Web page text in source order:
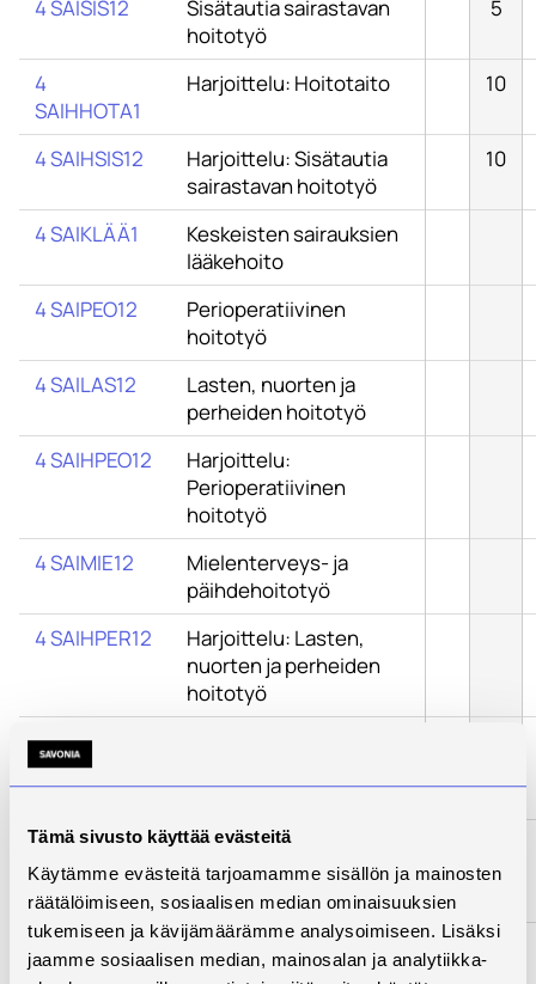
Tämä sivusto käyttää evästeitä
Käytämme evästeitä tarjoamamme sisällön ja mainosten
räätälöimiseen, sosiaalisen median ominaisuuksien
tukemiseen ja kävijämäärämme analysoimiseen. Lisäksi
jaamme sosiaalisen median, mainosalan ja analytiikka-
4 SAISIS12
Sisätautia sairastavan
hoitotyö
5
4
SAIHHOTA1
Harjoittelu: Hoitotaito 10
4 SAIHSIS12
Harjoittelu: Sisätautia
sairastavan hoitotyö
10
4 SAIKLÄÄ1
Keskeisten sairauksien
lääkehoito
4 SAIPEO12
Perioperatiivinen
hoitotyö
4 SAILAS12
Lasten, nuorten ja
perheiden hoitotyö
4 SAIHPEO12
Harjoittelu:
Perioperatiivinen
hoitotyö
4 SAIMIE12
Mielenterveys- ja
päihdehoitotyö
4 SAIHPER12
Harjoittelu: Lasten,
nuorten ja perheiden
hoitotyö
4 SAIHMIE12
päihdehoitotyö
4
SAIKOTGER1
Kotihoito ja
gerontologinen
hoitotyö
4
SAIHKOTGER
Harjoittelu: Kotihoito ja
gerontologinen